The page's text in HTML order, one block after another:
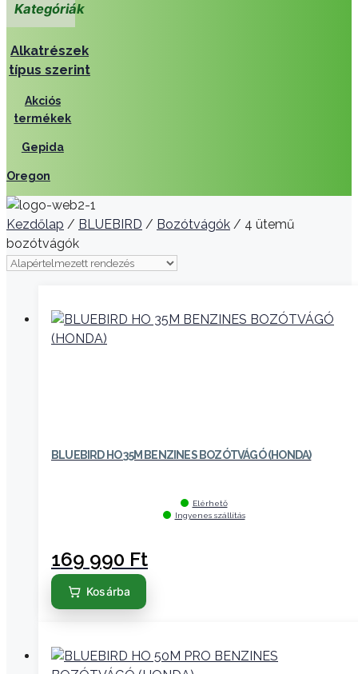
Kategóriák
Alkatrészek
típus szerint
Akciós
termékek
Gepida
Oregon
Kezdőlap / BLUEBIRD / Bozótvágók / 4 ütemű
bozótvágók
BLUEBIRD HO 35M BENZINES BOZÓTVÁGÓ (HONDA)
Elérhető
Ingyenes szállítás
169 990 Ft
Kosárba